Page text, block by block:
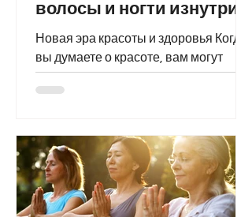
волосы и ногти изнутри
Новая эра красоты и здоровья Когда
вы думаете о красоте, вам могут
прийти на ум кремы для лица,
сыворотки или салонные процедуры.